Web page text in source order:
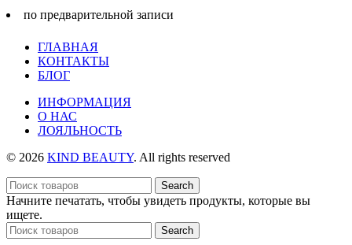
по предварительной записи
ГЛАВНАЯ
КОНТАКТЫ
БЛОГ
ИНФОРМАЦИЯ
О НАС
ЛОЯЛЬНОСТЬ
© 2026 KIND BEAUTY. All rights reserved
Search
Начните печатать, чтобы увидеть продукты, которые вы
ищете.
Search